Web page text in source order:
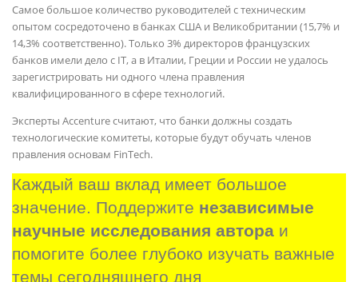
Самое большое количество руководителей с техническим
опытом сосредоточено в банках США и Великобритании (15,7% и
14,3% соответственно). Только 3% директоров французских
банков имели дело с IT, а в Италии, Греции и России не удалось
зарегистрировать ни одного члена правления
квалифицированного в сфере технологий.
Эксперты Accenture считают, что банки должны создать
технологические комитеты, которые будут обучать членов
правления основам FinTech.
Каждый ваш вклад имеет большое
значение. Поддержите независимые
научные исследования автора и
помогите более глубоко изучать важные
темы сегодняшнего дня